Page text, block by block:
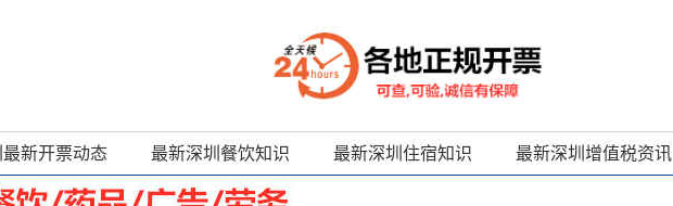
新开票动态 最新深圳餐饮知识 最新深圳住宿知识 最新深圳增值税资讯